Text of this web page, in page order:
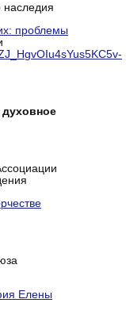
наследия
проблемы
Елены